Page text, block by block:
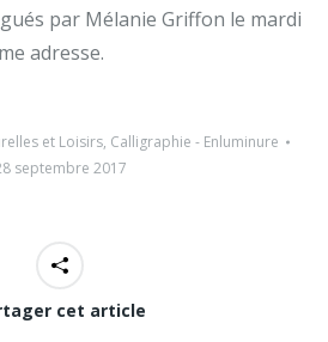
par Mélanie Griffon le mardi
adresse.
et Loisirs, Calligraphie - Enluminure
septembre 2017
cet article